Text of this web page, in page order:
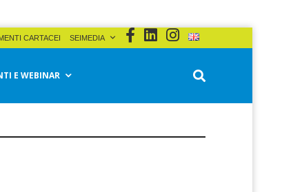
CARTACEI SEIMEDIA
E WEBINAR